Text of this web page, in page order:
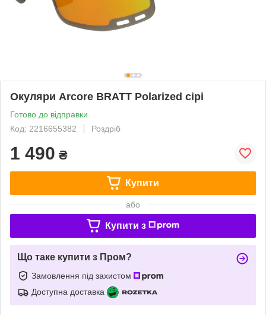
Окуляри Arcore BRATT Polarized сірі
Готово до відправки
Код: 2216655382
Роздріб
1 490 ₴
Купити
або
Купити з
Що таке купити з Пром?
Замовлення під захистом
Доступна доставка